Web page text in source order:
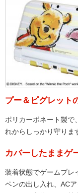
プー＆ピグレット
ポリカーボネート製で
れからしっかり守りま
カバーしたままゲ
装着状態でゲームプレ
ペンの出し入れ、AC